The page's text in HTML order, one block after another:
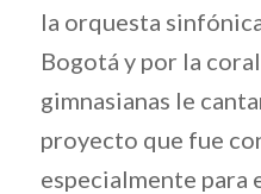
la orquesta
Bogotá y por la
gimnasianas le
proyecto que fue
especialmente para